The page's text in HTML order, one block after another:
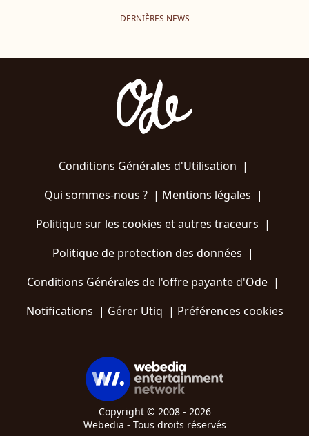
DERNIÈRES NEWS
Conditions Générales d'Utilisation |
Qui sommes-nous ?| Mentions légales |
Politique sur les cookies et autres traceurs |
Politique de protection des données |
Conditions Générales de l'offre payante d'Ode |
Notifications | Gérer Utiq | Préférences cookies
Copyright © 2008 - 2026
Webedia - Tous droits réservés